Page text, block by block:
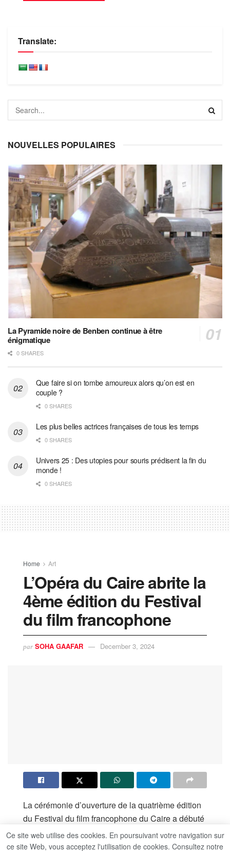
Translate:
NOUVELLES POPULAIRES
La Pyramide noire de Benben continue à être
énigmatique
0 SHARES
Que faire si on tombe amoureux alors qu’on est en
couple ?
0 SHARES
Les plus belles actrices françaises de tous les temps
0 SHARES
Univers 25 : Des utopies pour souris prédisent la fin du
monde !
0 SHARES
Home Art
L’Opéra du Caire abrite la
4ème édition du Festival
du film francophone
par SOHA GAAFAR December 3, 2024
La cérémonie d’ouverture de la quatrième édition
du Festival du film francophone du Caire a débuté
à l’Opéra du Caire, présidée par l’écrivain et
critique de cinéma Dr. Yasser Moheb.Le festival a
Ce site web utilise des cookies. En poursuivant votre navigation sur
ce site Web, vous acceptez l'utilisation de cookies. Consultez notre